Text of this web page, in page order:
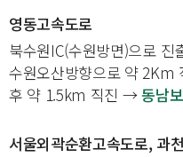
영동고속도로
북수원IC(수원방면)으로
수원오산방향으로 약
후 약 1.5km 직진 →동남
서울외곽순환고속도로, 과